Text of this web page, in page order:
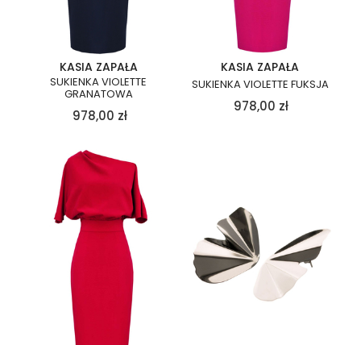
KASIA ZAPAŁA
SUKIENKA VIOLETTE
GRANATOWA
978,00 zł
KASIA ZAPAŁA
SUKIENKA VIOLETTE FUKSJA
978,00 zł